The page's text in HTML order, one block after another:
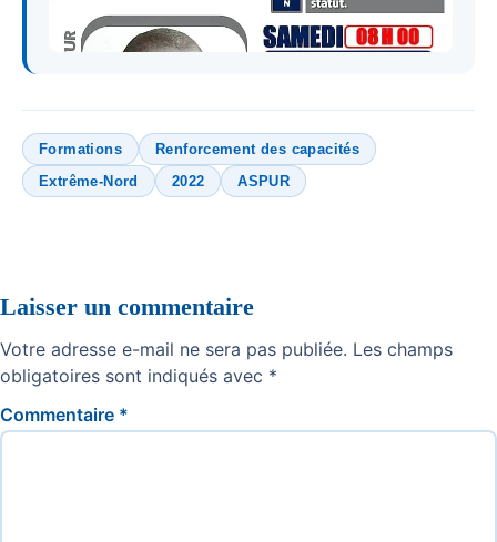
Formations
Renforcement des capacités
Extrême-Nord
2022 ASPUR
Laisser un commentaire
Votre adresse e-mail ne sera pas publiée. Les champs
obligatoires sont indiqués avec *
Commentaire *